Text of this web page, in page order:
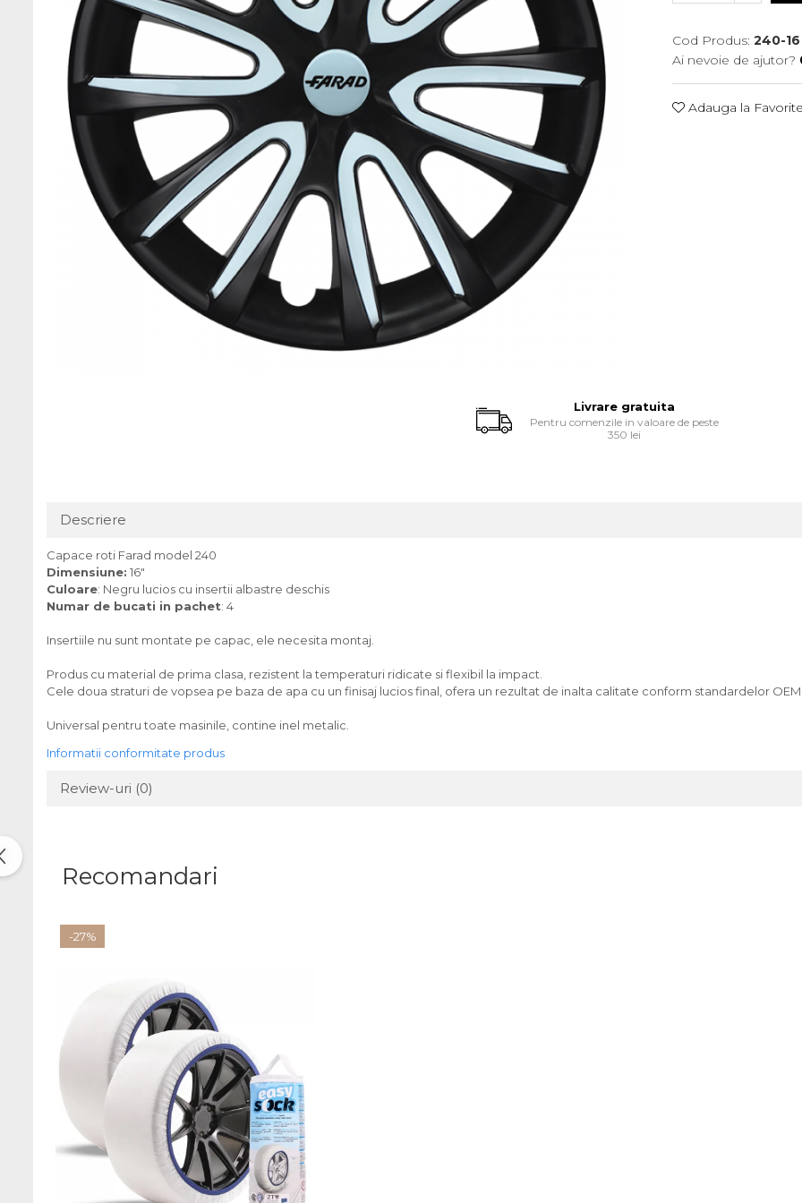
Cod Produs: 240-
Ai nevoie de ajutor?
Adauga la
Livrare gratuita
Pentru comenzile in valoare de peste
350 lei
Descriere
Capace roti Farad model 240
Dimensiune: 16"
Culoare: Negru lucios cu insertii albastre deschis
Numar de bucati in pachet: 4
Insertiile nu sunt montate pe capac, ele necesita montaj.
Produs cu material de prima clasa, rezistent la temperaturi ridicate si flexibil la impact.
Cele doua straturi de vopsea pe baza de apa cu un finisaj lucios final, ofera un rezultat de inalta calitate conform standardelor
Universal pentru toate masinile, contine inel metalic.
Informatii conformitate produs
Review-uri (0)
Recomandari
-27%